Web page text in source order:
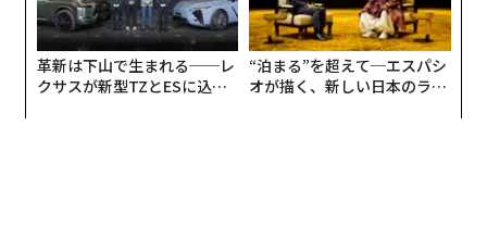
革新は下山で生まれる──レ
クサスが新型TZとESに込め
“泊まる”を超えて─エスパシ
オが描く、新しい日本のラグ